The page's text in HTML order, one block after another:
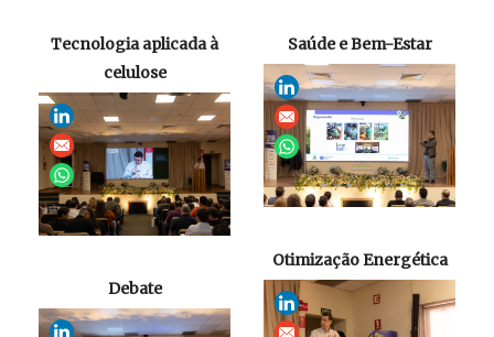
Tecnologia aplicada à
celulose
Saúde e Bem-Estar
Otimização Energética
Debate